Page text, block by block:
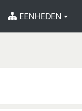
EENHEDEN